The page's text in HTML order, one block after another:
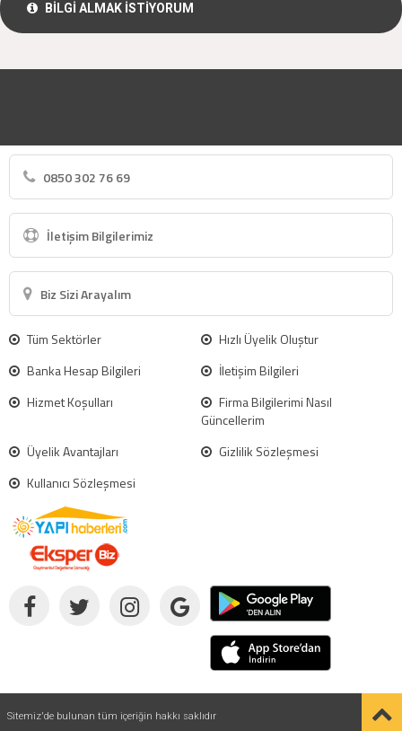
BİLGİ ALMAK İSTİYORUM
0850 302 76 69
İletişim Bilgilerimiz
Biz Sizi Arayalım
Tüm Sektörler
Hızlı Üyelik Oluştur
Banka Hesap Bilgileri
İletişim Bilgileri
Hizmet Koşulları
Firma Bilgilerimi Nasıl
Güncellerim
Üyelik Avantajları
Gizlilik Sözleşmesi
Kullanıcı Sözleşmesi
Sitemiz'de bulunan tüm içeriğin hakkı saklıdır